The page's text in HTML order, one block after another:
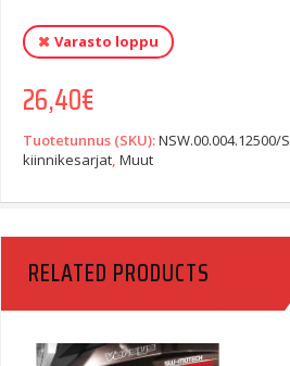
Varasto loppu
26,40€
Tuotetunnus (SKU):NSW.00.004.12500/S
kiinnikesarjat, Muut
RELATED PRODUCTS